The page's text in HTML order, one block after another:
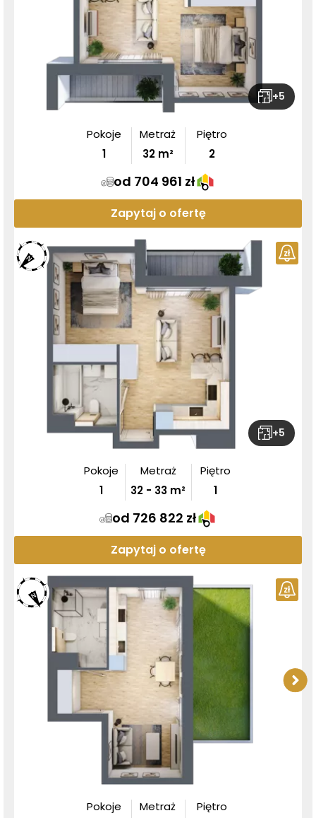
+5
Pokoje
1
Metraż
32m²
Piętro
2
od 704 961 zł
Zapytaj o ofertę
+5
Pokoje
1
Metraż
32 - 33 m²
Piętro
1
od 726 822 zł
Zapytaj o ofertę
Pokoje
Metraż
Piętro